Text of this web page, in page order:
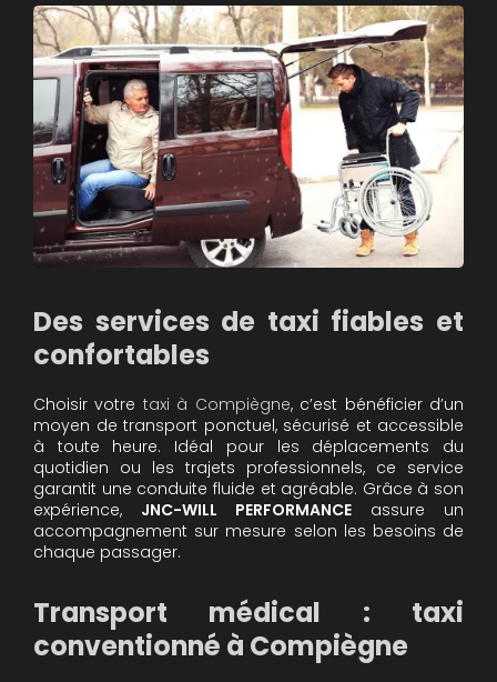
Des services de taxi fiables et
confortables
Choisir votre taxi à Compiègne, c’est bénéficier d’un
moyen de transport ponctuel, sécurisé et accessible
à toute heure. Idéal pour les déplacements du
quotidien ou les trajets professionnels, ce service
garantit une conduite fluide et agréable. Grâce à son
expérience, JNC-WILL PERFORMANCE assure un
accompagnement sur mesure selon les besoins de
chaque passager.
Transport médical : taxi
conventionné à Compiègne